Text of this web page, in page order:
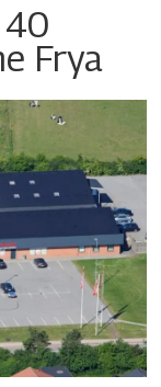
40
Frya